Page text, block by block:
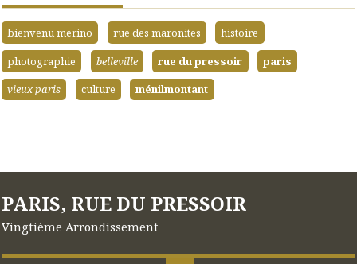
bienvenu merino rue des maronites
histoire
photographie
belleville rue du pressoir
paris
vieux paris
culture ménilmontant
PARIS, RUE DU PRESSOIR
Vingtième Arrondissement